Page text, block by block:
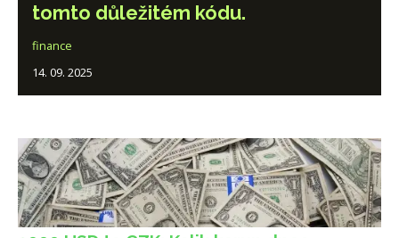
tomto důležitém kódu.
finance
14. 09. 2025